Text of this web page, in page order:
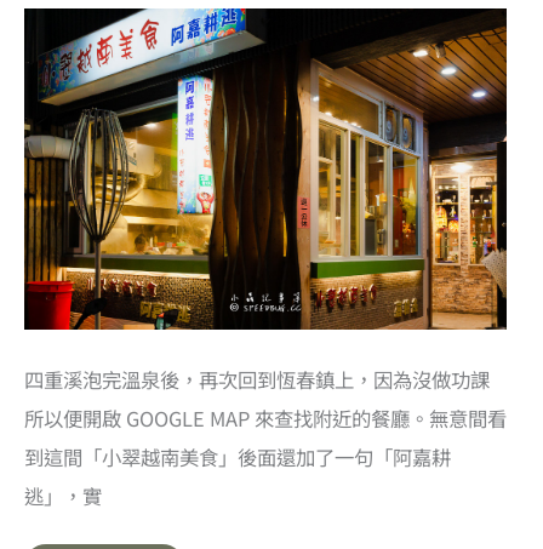
澈
藍
綠
色
海
水
與
可
愛
白
色
小
燈
塔
的
秘
境
灘
四重溪泡完溫泉後，再次回到恆春鎮上，因為沒做功課
所以便開啟 GOOGLE MAP 來查找附近的餐廳。無意間看
到這間「小翠越南美食」後面還加了一句「阿嘉耕
逃」，實